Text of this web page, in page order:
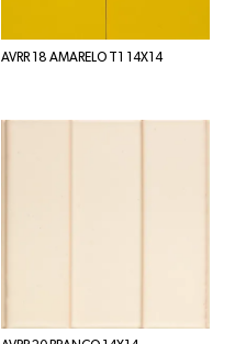
AVRR 18 AMARELO T1 14X14